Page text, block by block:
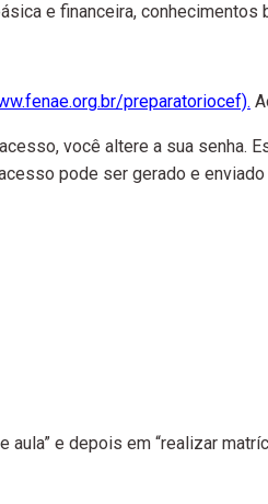
e financeira,
preparatoriocef).
você altere a sua senha.
pode ser gerado e
e depois em “realizar